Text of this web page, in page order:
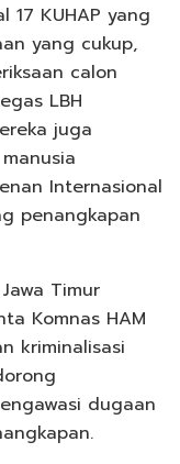
17 KUHAP yang
yang cukup,
calon
LBH
juga
Internasional
penangkapan
Timur
Komnas HAM
kriminalisasi
dugaan